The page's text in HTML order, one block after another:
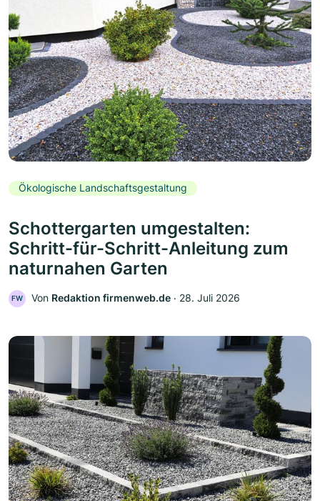
Ökologische Landschaftsgestaltung
Schottergarten umgestalten:
Schritt-für-Schritt-Anleitung zum
naturnahen Garten
FW Von Redaktion firmenweb.de ‧ 28. Juli 2026